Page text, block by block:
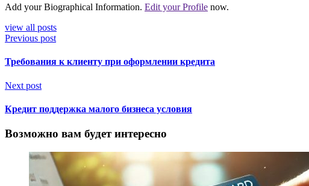
Add your Biographical Information. Edit your Profile now.
view all posts
Previous post
Требования к клиенту при оформлении кредита
Next post
Кредит поддержка малого бизнеса условия
Возможно вам будет интересно